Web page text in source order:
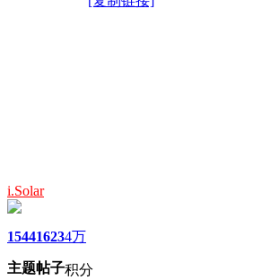
i.Solar
1544
主题
1623
帖子
4万
积分